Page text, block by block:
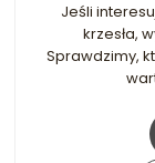
Jeśli
krzesła,
Sprawdzimy,